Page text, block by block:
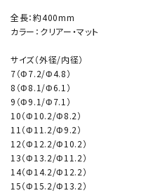
全長：約400mm
カラー：クリアー・マット
サイズ（外径/内径）
7（Φ7.2/Φ4.8）
8（Φ8.1/Φ6.1）
9（Φ9.1/Φ7.1）
10（Φ10.2/Φ8.2）
11（Φ11.2/Φ9.2）
12（Φ12.2/Φ10.2）
13（Φ13.2/Φ11.2）
14（Φ14.2/Φ12.2）
15（Φ15.2/Φ13.2）